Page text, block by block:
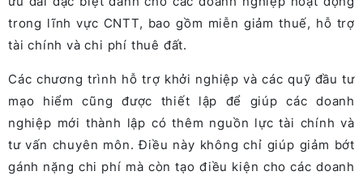
trong lĩnh vực CNTT, bao gồm miễn giảm thuế, hỗ trợ
tài chính và chi phí thuê đất.
Các chương trình hỗ trợ khởi nghiệp và các quỹ đầu tư
mạo hiểm cũng được thiết lập để giúp các doanh
nghiệp mới thành lập có thêm nguồn lực tài chính và
tư vấn chuyên môn. Điều này không chỉ giúp giảm bớt
gánh nặng chi phí mà còn tạo điều kiện cho các doanh